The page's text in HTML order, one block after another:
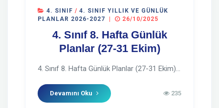
4. SINIF / 4. SINIF YILLIK VE GÜNLÜK
PLANLAR 2026-2027
26/10/2025
4. Sınıf 8. Hafta Günlük
Planlar (27-31 Ekim)
4. Sınıf 8. Hafta Günlük Planlar (27-31 Ekim)...
Devamını Oku 235